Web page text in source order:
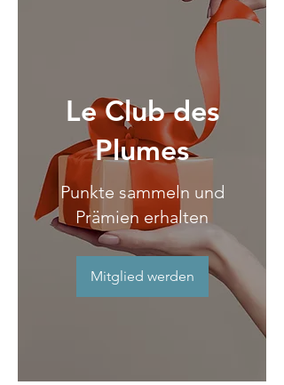
Le Club des
Plumes
Punkte sammeln und
Prämien erhalten
Mitglied werden